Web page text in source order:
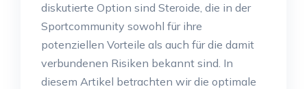
diskutierte Option sind Steroide, die in der
Sportcommunity sowohl für ihre
potenziellen Vorteile als auch für die damit
verbundenen Risiken bekannt sind. In
diesem Artikel betrachten wir die optimale